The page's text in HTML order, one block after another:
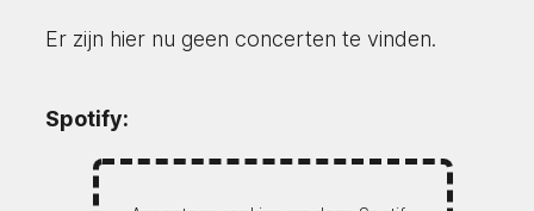
Er zijn hier nu geen concerten te vinden.
Spotify: